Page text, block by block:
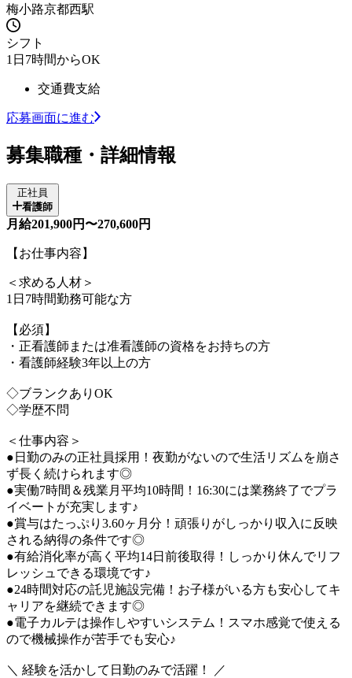
梅小路京都西駅
シフト
1日7時間からOK
交通費支給
応募画面に進む
募集職種・詳細情報
正社員
看護師
月給201,900円〜270,600円
【お仕事内容】
＜求める人材＞
1日7時間勤務可能な方
【必須】
・正看護師または准看護師の資格をお持ちの方
・看護師経験3年以上の方
◇ブランクありOK
◇学歴不問
＜仕事内容＞
●日勤のみの正社員採用！夜勤がないので生活リズムを崩さ
ず長く続けられます◎
●実働7時間＆残業月平均10時間！16:30には業務終了でプラ
イベートが充実します♪
●賞与はたっぷり3.60ヶ月分！頑張りがしっかり収入に反映
される納得の条件です◎
●有給消化率が高く平均14日前後取得！しっかり休んでリフ
レッシュできる環境です♪
●24時間対応の託児施設完備！お子様がいる方も安心してキ
ャリアを継続できます◎
●電子カルテは操作しやすいシステム！スマホ感覚で使える
ので機械操作が苦手でも安心♪
＼ 経験を活かして日勤のみで活躍！ ／